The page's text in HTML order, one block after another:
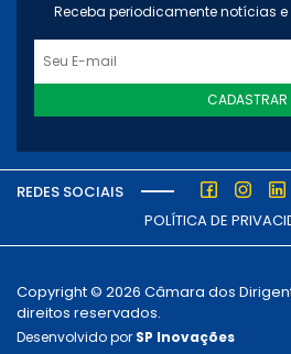
Receba periodicamente notícias e
CADASTRAR
REDES SOCIAIS
POLÍTICA DE
Copyright © 2026 Câmara dos
direitos reservados.
Desenvolvido por SP Inovações